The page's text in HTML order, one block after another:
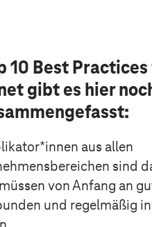
10 Best
gibt es hier
aus allen
sind
von Anfang an
und regelmäßig